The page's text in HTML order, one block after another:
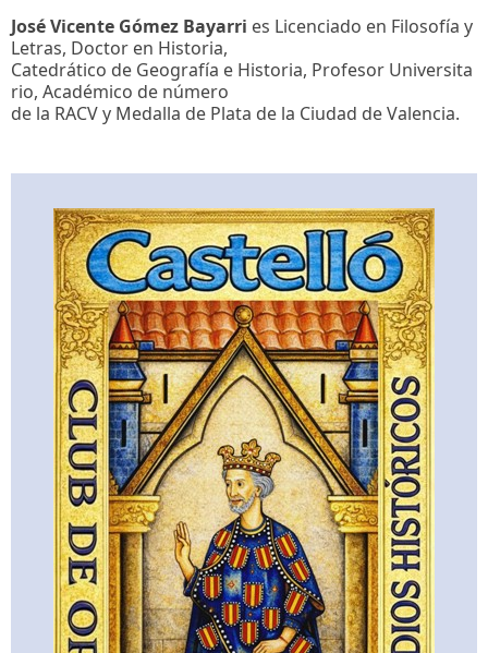
José Vicente Gómez Bayarri es Licenciado en Filosofía y
Letras, Doctor en Historia,
Catedrático de Geografía e Historia, Profesor Universita
rio, Académico de número
de la RACV y Medalla de Plata de la Ciudad de Valencia.